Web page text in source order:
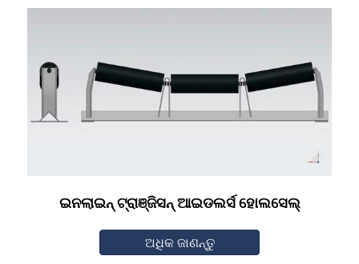
ଇନଲାଇନ୍ ଟ୍ରାଞ୍ଜିସନ୍ ଆଇଡଲର୍ସ ହୋଲସେଲ୍
ଅଧିକ ଜାଣନ୍ତୁ